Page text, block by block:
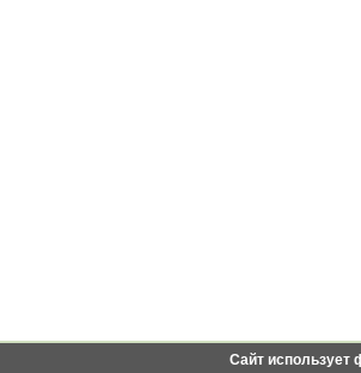
Сайт использует